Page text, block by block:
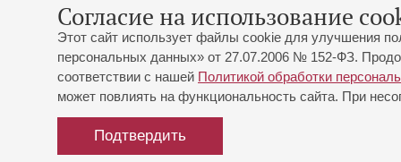
Согласие на использование
Этот сайт использует файлы cookie для улучшения
персональных данных» от 27.07.2006 № 152-ФЗ.
соответствии с нашей Политикой обработки
может повлиять на функциональность сайта. При
Подтвердить